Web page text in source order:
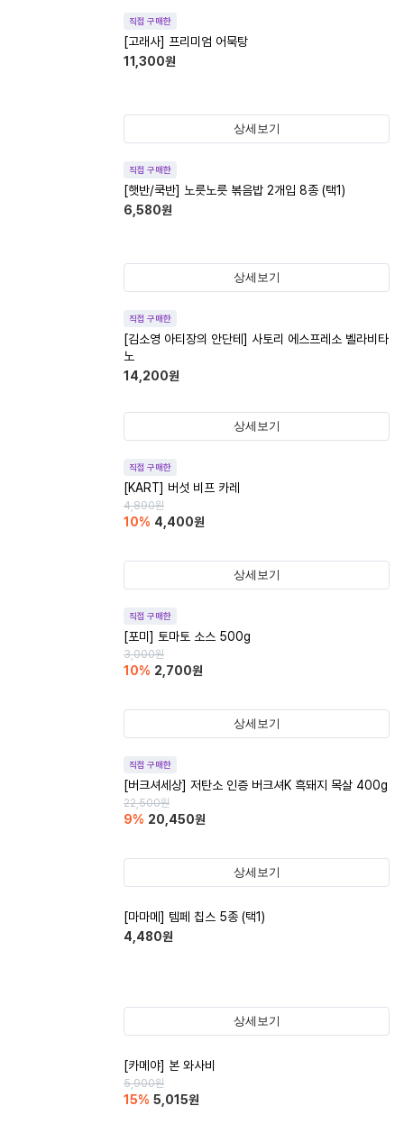
직접 구매한
[고래사] 프리미엄 어묵탕
11,300원
상세보기
직접 구매한
[햇반/쿡반] 노릇노릇 볶음밥 2개입 8종 (택1)
6,580원
상세보기
직접 구매한
[김소영 아티장의 안단테] 사토리 에스프레소 벨라비타
노
14,200원
상세보기
직접 구매한
[KART] 버섯 비프 카레
4,890원
10% 4,400원
상세보기
직접 구매한
[포미] 토마토 소스 500g
3,000원
10% 2,700원
상세보기
직접 구매한
[버크셔세상] 저탄소 인증 버크셔K 흑돼지 목살 400g
22,500원
9% 20,450원
상세보기
[마마메] 템페 칩스 5종 (택1)
4,480원
상세보기
[카메야] 본 와사비
5,900원
15% 5,015원